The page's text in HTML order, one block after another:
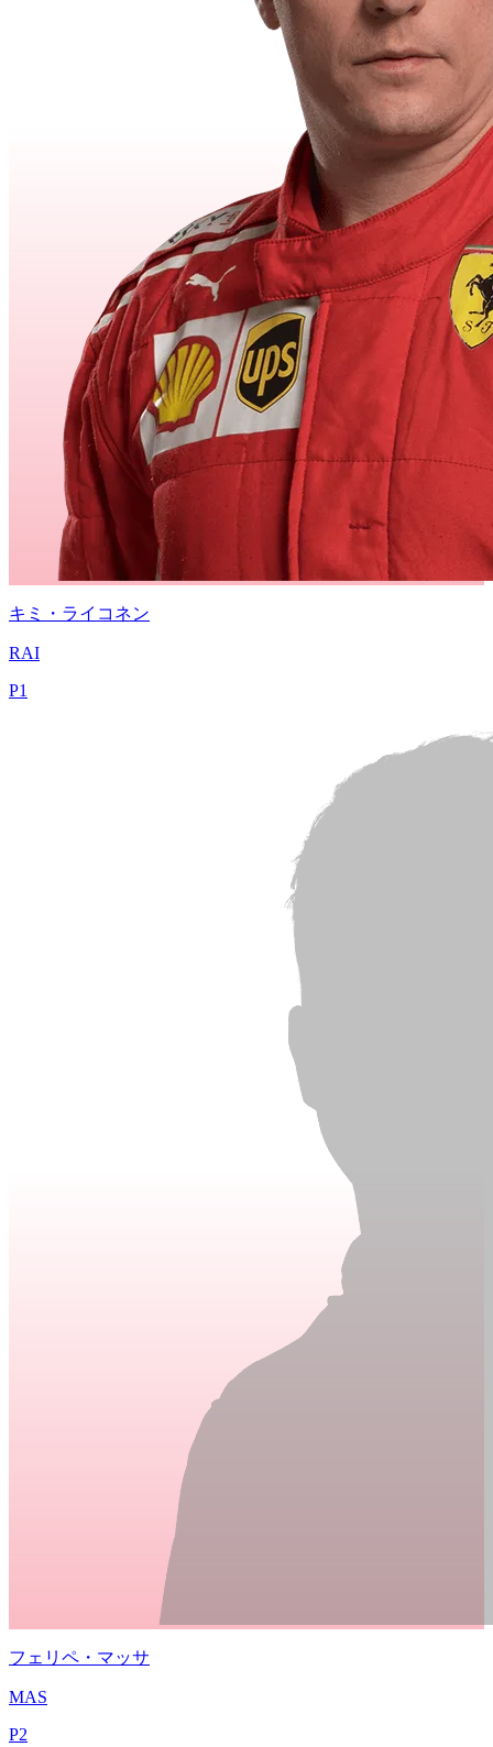
キミ・ライコネン
RAI
P1
フェリペ・マッサ
MAS
P2